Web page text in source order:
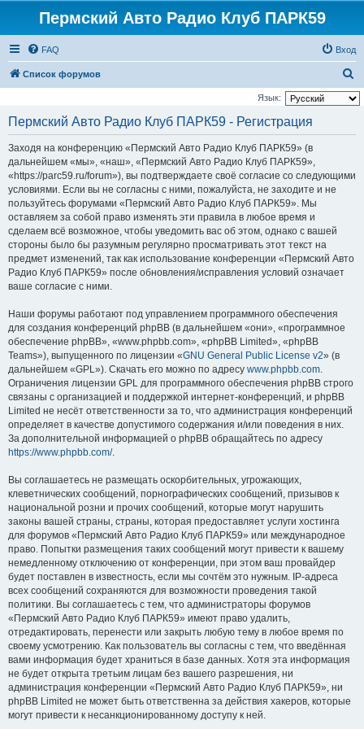
Пермский Авто Радио Клуб ПАРК59
FAQ Вход
Список форумов
о
Язык:
Пермский Авто Радио Клуб ПАРК59 - Регистрация
Заходя на конференцию «Пермский Авто Радио Клуб ПАРК59» (в
дальнейшем «мы», «наш», «Пермский Авто Радио Клуб ПАРК59»,
«https://parc59.ru/forum»), вы подтверждаете своё согласие со следующими
условиями. Если вы не согласны с ними, пожалуйста, не заходите и не
пользуйтесь форумами «Пермский Авто Радио Клуб ПАРК59». Мы
оставляем за собой право изменять эти правила в любое время и
сделаем всё возможное, чтобы уведомить вас об этом, однако с вашей
стороны было бы разумным регулярно просматривать этот текст на
предмет изменений, так как использование конференции «Пермский Авто
Радио Клуб ПАРК59» после обновления/исправления условий означает
ваше согласие с ними.
Наши форумы работают под управлением программного обеспечения
для создания конференций phpBB (в дальнейшем «они», «программное
обеспечение phpBB», «www.phpbb.com», «phpBB Limited», «phpBB
Teams»), выпущенного по лицензии «GNU General Public License v2» (в
дальнейшем «GPL»). Скачать его можно по адресу www.phpbb.com.
Ограничения лицензии GPL для программного обеспечения phpBB строго
связаны с организацией и поддержкой интернет-конференций, и phpBB
Limited не несёт ответственности за то, что администрация конференций
определяет в качестве допустимого содержания и/или поведения в них.
За дополнительной информацией о phpBB обращайтесь по адресу
https://www.phpbb.com/.
Вы соглашаетесь не размещать оскорбительных, угрожающих,
клеветнических сообщений, порнографических сообщений, призывов к
национальной розни и прочих сообщений, которые могут нарушить
законы вашей страны, страны, которая предоставляет услуги хостинга
для форумов «Пермский Авто Радио Клуб ПАРК59» или международное
право. Попытки размещения таких сообщений могут привести к вашему
немедленному отключению от конференции, при этом ваш провайдер
будет поставлен в известность, если мы сочтём это нужным. IP-адреса
всех сообщений сохраняются для возможности проведения такой
политики. Вы соглашаетесь с тем, что администраторы форумов
«Пермский Авто Радио Клуб ПАРК59» имеют право удалить,
отредактировать, перенести или закрыть любую тему в любое время по
своему усмотрению. Как пользователь вы согласны с тем, что введённая
вами информация будет храниться в базе данных. Хотя эта информация
не будет открыта третьим лицам без вашего разрешения, ни
администрация конференции «Пермский Авто Радио Клуб ПАРК59», ни
phpBB Limited не может быть ответственна за действия хакеров, которые
могут привести к несанкционированному доступу к ней.